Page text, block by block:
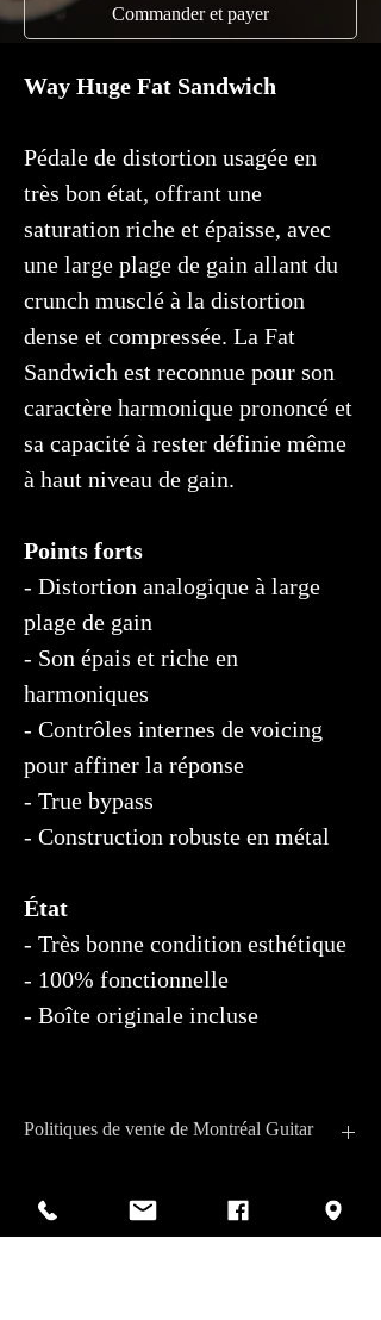
Commander et payer
Way Huge Fat Sandwich
Pédale de distortion usagée en
très bon état, offrant une
saturation riche et épaisse, avec
une large plage de gain allant du
crunch musclé à la distortion
dense et compressée. La Fat
Sandwich est reconnue pour son
caractère harmonique prononcé et
sa capacité à rester définie même
à haut niveau de gain.
Points forts
- Distortion analogique à large
plage de gain
- Son épais et riche en
harmoniques
- Contrôles internes de voicing
pour affiner la réponse
- True bypass
- Construction robuste en métal
État
- Très bonne condition esthétique
- 100% fonctionnelle
- Boîte originale incluse
Politiques de vente de Montréal Guitar
Devise et paiement: Toutes les transactions